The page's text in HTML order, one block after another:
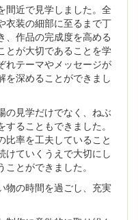
間近で見学しました。全
衣装の細部に至るまで丁
、作品の完成度を高める
とが大切であることを学
れテーマやメッセージが
を深めることができまし
の見学だけでなく、ねぶ
ることもできました。
比率を工夫していること
けていくうえで大切にし
とができました。
物の時間を過ごし、充実